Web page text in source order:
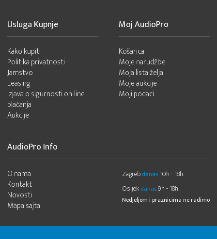
Usluga Kupnje
Kako kupiti
Politika privatnosti
Jamstvo
Leasing
Izjava o sigurnosti on-line
plaćanja
Aukcije
Moj AudioPro
Košarica
Moje narudžbe
Moja lista želja
Moje aukcije
Moji podaci
AudioPro Info
O nama
Kontakt
Novosti
Mapa sajta
Zagreb danas 10h - 18h
Osijek danas9h - 18h
Nedjeljom i praznicima ne radimo